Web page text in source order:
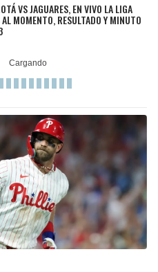
VS JAGUARES, EN VIVO LA LIGA
MOMENTO, RESULTADO Y MINUTO